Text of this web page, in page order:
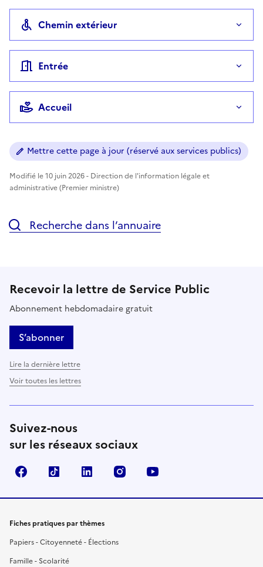
Chemin extérieur
Entrée
Accueil
Mettre cette page à jour (réservé aux services publics)
Modifié le 10 juin 2026 - Direction de l'information légale et
administrative (Premier ministre)
Recherche dans l’annuaire
Recevoir la lettre de Service Public
Abonnement hebdomadaire gratuit
S’abonner
Lire la dernière lettre
Voir toutes les lettres
Suivez-nous
sur les réseaux sociaux
FacebookTikTok LinkedIn Instagram
Fiches pratiques par thèmes
Papiers - Citoyenneté - Élections
Famille - Scolarité